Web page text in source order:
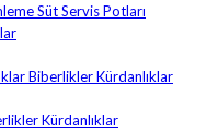
Süt Servis Potları
Biberlikler Kürdanlıklar
Kürdanlıklar